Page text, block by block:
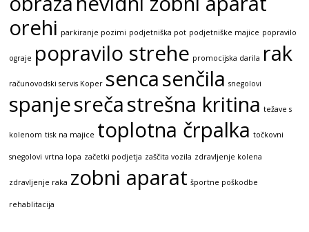
orehi parkiranje pozimi podjetniška pot podjetniške majice popravilo
ograje popravilo strehe promocijska darila rak
računovodski servis Koper sencasenčila snegolovi
spanjesrečastrešna kritina težave s
kolenom tisk na majice toplotna črpalka točkovni
snegolovi vrtna lopa začetki podjetja zaščita vozila zdravljenje kolena
zdravljenje raka zobni aparat športne poškodbe
rehablitacija